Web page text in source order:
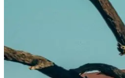
Über
uns